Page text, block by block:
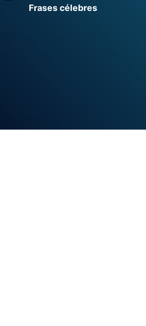
Frases célebres